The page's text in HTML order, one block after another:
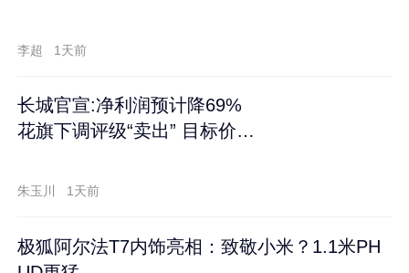
李超 1天前
长城官宣:净利润预计降69%
花旗下调评级“卖出” 目标价再
朱玉川 1天前
极狐阿尔法T7内饰亮相：致敬小米？1.1米PH